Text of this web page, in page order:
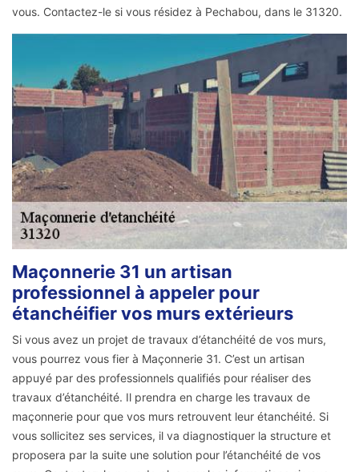
vous. Contactez-le si vous résidez à Pechabou, dans le 31320.
Maçonnerie 31 un artisan
professionnel à appeler pour
étanchéifier vos murs extérieurs
Si vous avez un projet de travaux d’étanchéité de vos murs,
vous pourrez vous fier à Maçonnerie 31. C’est un artisan
appuyé par des professionnels qualifiés pour réaliser des
travaux d’étanchéité. Il prendra en charge les travaux de
maçonnerie pour que vos murs retrouvent leur étanchéité. Si
vous sollicitez ses services, il va diagnostiquer la structure et
proposera par la suite une solution pour l’étanchéité de vos